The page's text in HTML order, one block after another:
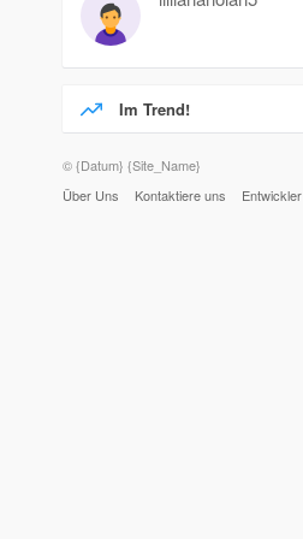
Im Trend!
© {Datum} {Site_Name}
Über Uns
Kontaktiere uns Entwickler